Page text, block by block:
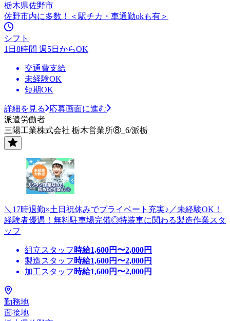
栃木県佐野市
佐野市内に多数！＜駅チカ・車通勤okも有＞
シフト
1日8時間 週5日からOK
交通費支給
未経験OK
短期OK
詳細を見る
応募画面に進む
派遣労働者
三陽工業株式会社 栃木営業所⑧_6/派栃
＼17時退勤×土日祝休みでプライベート充実♪／未経験OK！
経験者優遇！無料駐車場完備◎特装車に関わる製造作業スタ
ッフ
組立スタッフ 時給1,600円〜2,000円
製造スタッフ 時給1,600円〜2,000円
加工スタッフ 時給1,600円〜2,000円
勤務地
面接地